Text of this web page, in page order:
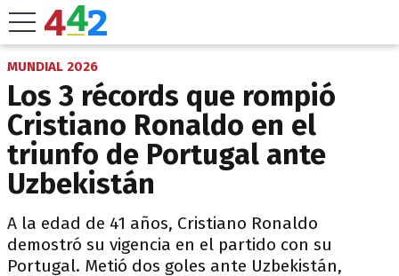
MUNDIAL 2026
Los 3 récords que rompió
Cristiano Ronaldo en el
triunfo de Portugal ante
Uzbekistán
A la edad de 41 años, Cristiano Ronaldo
demostró su vigencia en el partido con su
Portugal. Metió dos goles ante Uzbekistán,